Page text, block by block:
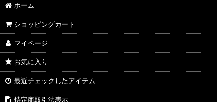
アズールレーン
王様ランキング
イケメン戦国 時をかける恋
イケメン革命 アリスと恋の魔法
ホーム
ショッピングカート
マイページ
お気に入り
最近チェックしたアイテム
特定商取引法表示